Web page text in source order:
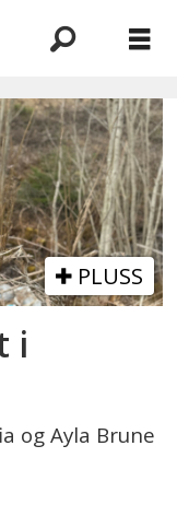
PLUSS
i
og Ayla Brune